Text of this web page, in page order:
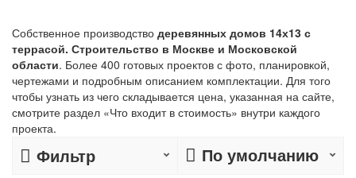
Собственное производство деревянных домов 14х13 с
террасой. Строительство в Москве и Московской
области. Более 400 готовых проектов с фото, планировкой,
чертежами и подробным описанием комплектации. Для того
чтобы узнать из чего складывается цена, указанная на сайте,
смотрите раздел «Что входит в стоимость» внутри каждого
проекта.
Фильтр По умолчанию